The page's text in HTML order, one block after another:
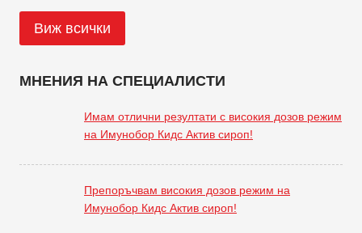
Виж всички
МНЕНИЯ НА СПЕЦИАЛИСТИ
Имам отлични резултати с високия дозов режим
на Имунобор Кидс Актив сироп!
Препоръчвам високия дозов режим на
Имунобор Кидс Актив сироп!